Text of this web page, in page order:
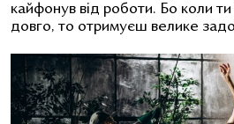
кайфонув від роботи. Бо коли
довго, то отримуєш велике